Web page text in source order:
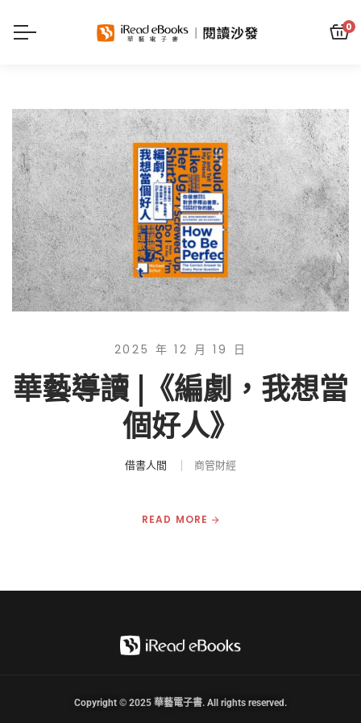
0
2025 年 12 月 19 日
華藝導讀 |《編劇，我想當
個好人》
借書人間 商管財經
READ MORE
Copyright © 2025 華藝電子書. All rights reserved.